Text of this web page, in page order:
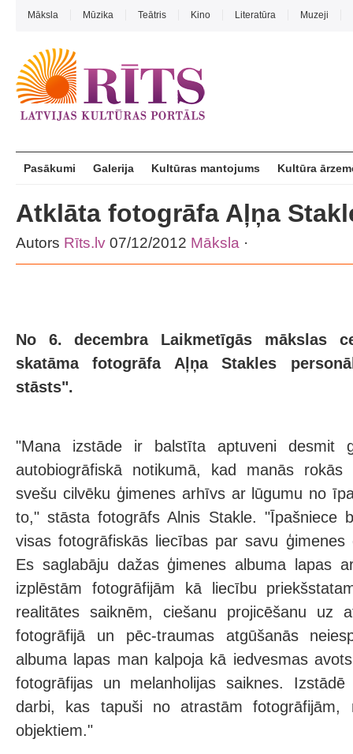
Māksla Mūzika Teātris Kino Literatūra Muzeji
Pasākumi Galerija Kultūras mantojums Kultūra
Atklāta fotogrāfa Aļņa
Autors Rīts.lv 07/12/2012 Māksla ·
No 6. decembra Laikmetīgās mākslas
skatāma fotogrāfa Aļņa Stakles
stāsts".
"Mana izstāde ir balstīta aptuveni desmit
autobiogrāfiskā notikumā, kad manās rokās
svešu cilvēku ģimenes arhīvs ar lūgumu no
to," stāsta fotogrāfs Alnis Stakle. "Īpašniece
visas fotogrāfiskās liecības par savu
Es saglabāju dažas ģimenes albuma lapas
izplēstām fotogrāfijām kā liecību
realitātes saiknēm, ciešanu projicēšanu uz
fotogrāfijā un pēc-traumas atgūšanās
albuma lapas man kalpoja kā iedvesmas
fotogrāfijas un melanholijas saiknes.
darbi, kas tapuši no atrastām fotogrāfijām,
objektiem."